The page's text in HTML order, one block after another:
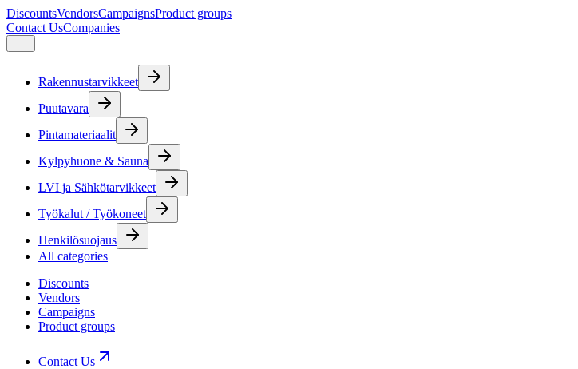
DiscountsVendorsCampaignsProduct groups
Contact UsCompanies
Rakennustarvikkeet
Puutavara
Pintamateriaalit
Kylpyhuone & Sauna
LVI ja Sähkötarvikkeet
Työkalut / Työkoneet
Henkilösuojaus
All categories
Discounts
Vendors
Campaigns
Product groups
Contact Us